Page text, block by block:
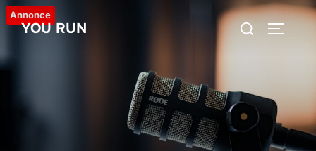
Videre
til
YOU RUN
Søg
Annonce